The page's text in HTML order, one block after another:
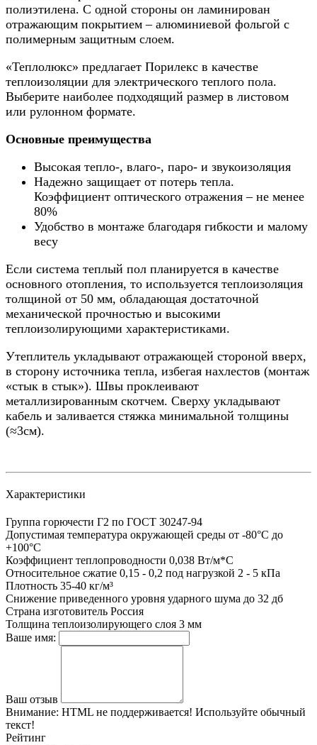
полиэтилена. С одной стороны он ламинирован
отражающим покрытием – алюминиевой фольгой с
полимерным защитным слоем.
«Теплолюкс» предлагает Порилекс в качестве
теплоизоляции для электрического теплого пола.
Выберите наиболее подходящий размер в листовом
или рулонном формате.
Основные преимущества
Высокая тепло-, влаго-, паро- и звукоизоляция
Надежно защищает от потерь тепла.
Коэффициент оптического отражения – не менее
80%
Удобство в монтаже благодаря гибкости и малому
весу
Если система теплый пол планируется в качестве
основного отопления, то используется теплоизоляция
толщиной от 50 мм, обладающая достаточной
механической прочностью и высокими
теплоизолирующими характеристиками.
Утеплитель укладывают отражающей стороной вверх,
в сторону источника тепла, избегая нахлестов (монтаж
«стык в стык»). Швы проклеивают
металлизированным скотчем. Сверху укладывают
кабель и заливается стяжка минимальной толщины
(≈3см).
Характеристики
Группа горючести Г2 по ГОСТ 30247-94
Допустимая температура окружающей среды от -80°С до
+100°С
Коэффициент теплопроводности 0,038 Вт/м*С
Относительное сжатие 0,15 - 0,2 под нагрузкой 2 - 5 кПа
Плотность 35-40 кг/м³
Снижение приведенного уровня ударного шума до 32 дб
Страна изготовитель Россия
Толщина теплоизолирующего слоя 3 мм
Ваше имя:
Ваш отзыв
Внимание: HTML не поддерживается! Используйте обычный
текст!
Рейтинг